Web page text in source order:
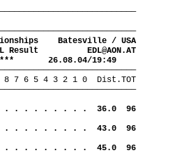
Batesville / USA
Result
EDL@AON.AT
26.08.04/19:49
8 7 6 5 4 3 2 1 0
Dist.TOT
. . . . . . . . . 36.0
96
. . . . . . . . . 43.0
96
. . . . . . . . . 45.0
96